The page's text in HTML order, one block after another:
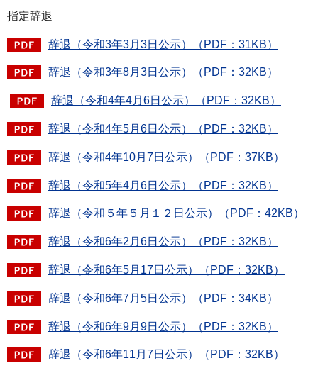
指定辞退
辞退（令和3年3月3日公示）（PDF：31KB）
辞退（令和3年8月3日公示）（PDF：32KB）
辞退（令和4年4月6日公示）（PDF：32KB）
辞退（令和4年5月6日公示）（PDF：32KB）
辞退（令和4年10月7日公示）（PDF：37KB）
辞退（令和5年4月6日公示）（PDF：32KB）
辞退（令和５年５月１２日公示）（PDF：42KB）
辞退（令和6年2月6日公示）（PDF：32KB）
辞退（令和6年5月17日公示）（PDF：32KB）
辞退（令和6年7月5日公示）（PDF：34KB）
辞退（令和6年9月9日公示）（PDF：32KB）
辞退（令和6年11月7日公示）（PDF：32KB）